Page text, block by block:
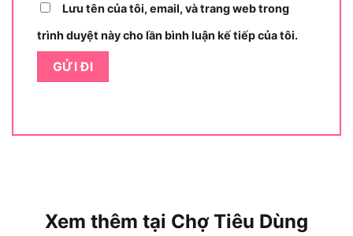
thông số kỹ thuật nào đáng chú ý?
Có 6 nhóm thông số kỹ thuật đáng chú ý trên
Dekton D21-MK13TBL, bao gồm loại động cơ, điện
Lưu tên của tôi, email, và trang web trong
trình duyệt này cho lần bình luận kế tiếp của tôi.
Xem thêm tại Chợ Tiêu Dùng